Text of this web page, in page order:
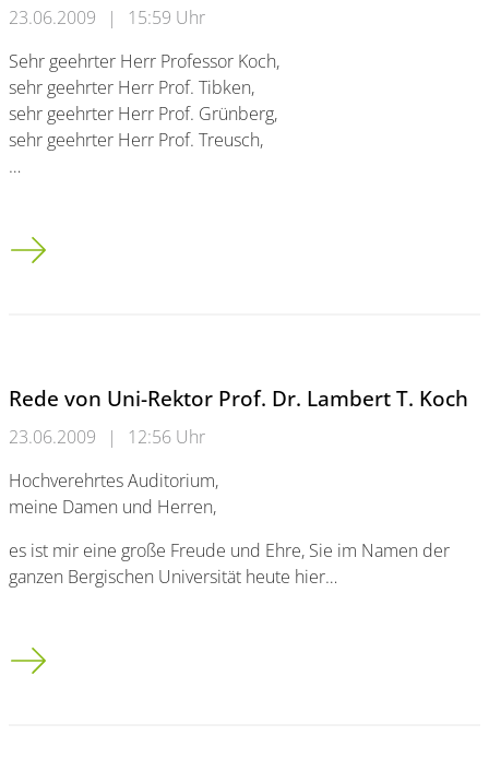
23.06.2009 |
15:59 Uhr
Sehr geehrter Herr Professor Koch,
sehr geehrter Herr Prof. Tibken,
sehr geehrter Herr Prof. Grünberg,
sehr geehrter Herr Prof. Treusch,
…
Rede von WDR-Intendantin Monika Piel
Rede von Uni-Rektor Prof. Dr. Lambert T. Koch
23.06.2009 |
12:56 Uhr
Hochverehrtes Auditorium,
meine Damen und Herren,
es ist mir eine große Freude und Ehre, Sie im Namen der
ganzen Bergischen Universität heute hier…
Rede von Uni-Rektor Prof. Dr. Lambert T. Koch